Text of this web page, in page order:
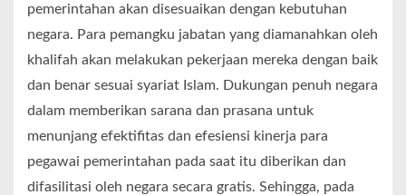
pemerintahan akan disesuaikan dengan kebutuhan
negara. Para pemangku jabatan yang diamanahkan oleh
khalifah akan melakukan pekerjaan mereka dengan baik
dan benar sesuai syariat Islam. Dukungan penuh negara
dalam memberikan sarana dan prasana untuk
menunjang efektifitas dan efesiensi kinerja para
pegawai pemerintahan pada saat itu diberikan dan
difasilitasi oleh negara secara gratis. Sehingga, pada